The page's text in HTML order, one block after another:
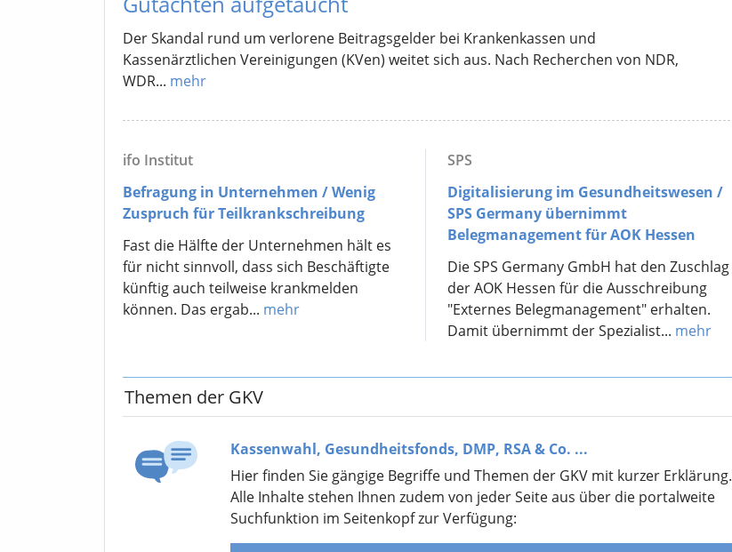
Der Skandal rund um verlorene Beitragsgelder bei Krankenkassen und
Kassenärztlichen Vereinigungen (KVen) weitet sich aus. Nach Recherchen von NDR,
WDR... mehr
ifo Institut
Befragung in Unternehmen / Wenig
Zuspruch für Teilkrankschreibung
Fast die Hälfte der Unternehmen hält es
für nicht sinnvoll, dass sich Beschäftigte
künftig auch teilweise krankmelden
können. Das ergab... mehr
SPS
Digitalisierung im Gesundheitswesen /
SPS Germany übernimmt
Belegmanagement für AOK Hessen
Die SPS Germany GmbH hat den Zuschlag
der AOK Hessen für die Ausschreibung
"Externes Belegmanagement" erhalten.
Damit übernimmt der Spezialist... mehr
Themen der GKV
Kassenwahl, Gesundheitsfonds, DMP, RSA & Co. ...
Hier finden Sie gängige Begriffe und Themen der GKV mit kurzer Erklärung.
Alle Inhalte stehen Ihnen zudem von jeder Seite aus über die portalweite
Suchfunktion im Seitenkopf zur Verfügung: